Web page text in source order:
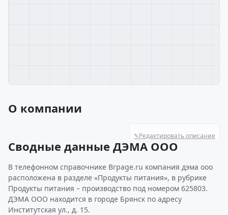
О компании
✎Редактировать описание
Сводные данные ДЭМА ООО
В телефонном справочнике Brpage.ru компания дэма ооо
расположена в разделе «Продукты питания», в рубрике
Продукты питания – производство под номером 625803.
ДЭМА ООО находится в городе Брянск по адресу
Институтская ул., д. 15.